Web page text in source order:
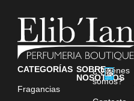
CATEGORÍAS
Fragancias
SOBRE
NOSOTROS
¿Quiénes
somos?